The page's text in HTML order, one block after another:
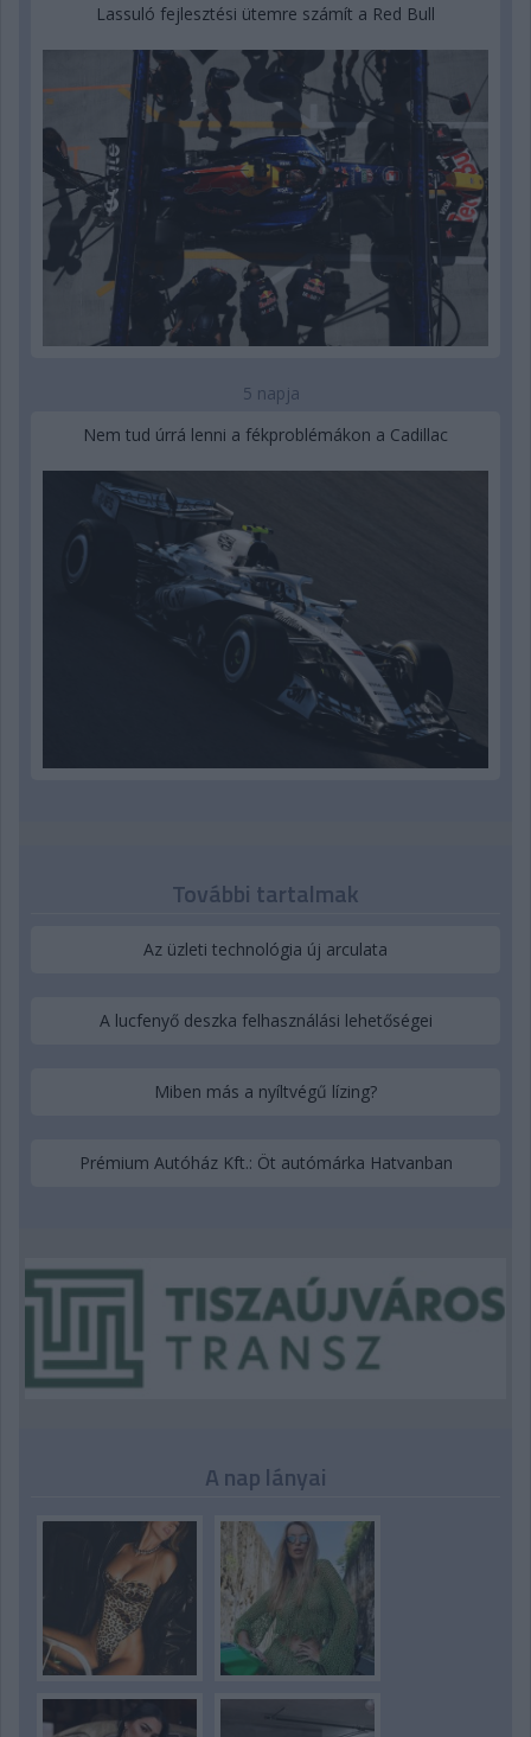
Lassuló fejlesztési ütemre számít a Red Bull
5 napja
Nem tud úrrá lenni a fékproblémákon a Cadillac
További tartalmak
Az üzleti technológia új arculata
A lucfenyő deszka felhasználási lehetőségei
Miben más a nyíltvégű lízing?
Prémium Autóház Kft.: Öt autómárka Hatvanban
A nap lányai